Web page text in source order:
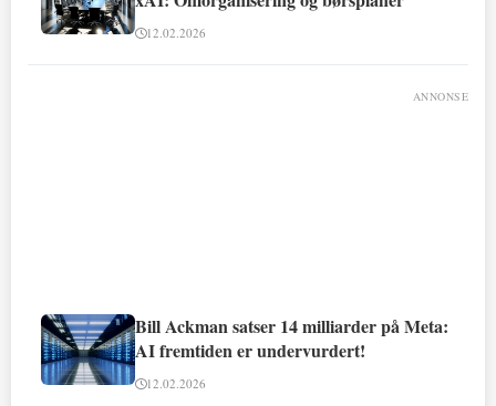
12.02.2026
ANNONSE
Bill Ackman satser 14 milliarder på Meta:
AI fremtiden er undervurdert!
12.02.2026